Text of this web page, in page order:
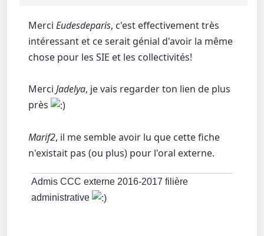
Merci Eudesdeparis, c'est effectivement très
intéressant et ce serait génial d'avoir la même
chose pour les SIE et les collectivités!
Merci Jadelya, je vais regarder ton lien de plus
près
Marif2, il me semble avoir lu que cette fiche
n'existait pas (ou plus) pour l'oral externe.
Admis CCC externe 2016-2017 filière
administrative